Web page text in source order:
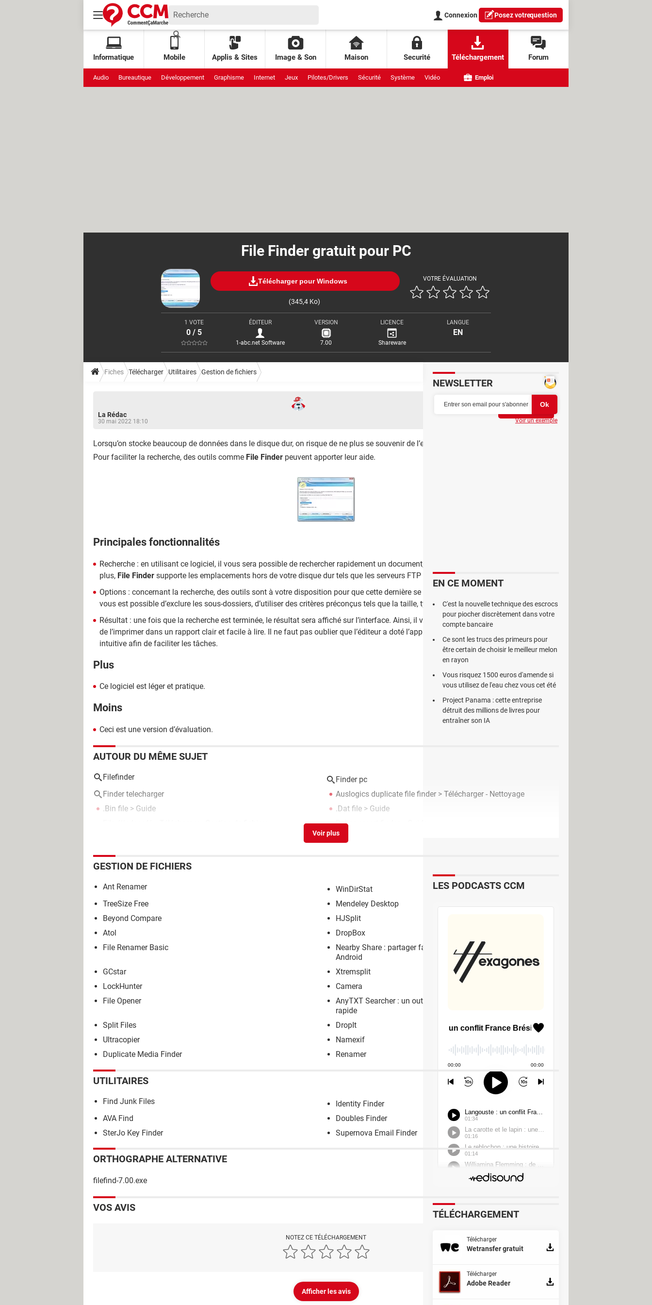
Connexion Posez votrequestion
Informatique Mobile Applis & Sites Image & Son Maison Securité Téléchargement Forum
Audio Bureautique Développement Graphisme Internet Jeux Pilotes/Drivers Sécurité Système Vidéo Emploi
File Finder gratuit pour PC
Télécharger pour Windows
(345,4 Ko)
VOTRE ÉVALUATION
1 VOTE
0 / 5
ÉDITEUR
1-abc.net Software
VERSION
7.00
LICENCE
Shareware
LANGUE
EN
Fiches Télécharger Utilitaires Gestion de fichiers
La Rédac
30 mai 2022 18:10
Lorsqu’on stocke beaucoup de données dans le disque dur, on risque de ne plus se souvenir de l’endroit où on a mis certains fichiers.
Pour faciliter la recherche, des outils comme File Finder peuvent apporter leur aide.
Principales fonctionnalités
Recherche : en utilisant ce logiciel, il vous sera possible de rechercher rapidement un document, musique, image ou autres fichiers. De
plus, File Finder supporte les emplacements hors de votre disque dur tels que les serveurs FTP ou les périphériques amovibles.
Options : concernant la recherche, des outils sont à votre disposition pour que cette dernière se fasse de manière efficace. A cet effet, il
vous est possible d’exclure les sous-dossiers, d’utiliser des critères préconçus tels que la taille, type, ancienneté, etc.
Résultat : une fois que la recherche est terminée, le résultat sera affiché sur l’interface. Ainsi, il vous est possible de le sauvegarder ou
de l’imprimer dans un rapport clair et facile à lire. Il ne faut pas oublier que l’éditeur a doté l’application d’une interface simple et
intuitive afin de faciliter les tâches.
Plus
Ce logiciel est léger et pratique.
Moins
Ceci est une version d’évaluation.
AUTOUR DU MÊME SUJET
Filefinder
Finder pc
Finder telecharger
Auslogics duplicate file finder > Télécharger - Nettoyage
.Bin file > Guide .Dat file > Guide
Balise smart finder
GESTION DE FICHIERS
Ant Renamer
WinDirStat
TreeSize Free
Mendeley Desktop
Beyond Compare
HJSplit
Atol
DropBox
File Renamer Basic
Nearby Share : partager facilement des fichiers entre Windows et
Android
GCstar
Xtremsplit
LockHunter
Camera
File Opener
AnyTXT Searcher : un outil de recherche de fichiers puissant et
rapide
Split Files
DropIt
Ultracopier
Namexif
Duplicate Media Finder
Renamer
UTILITAIRES
Find Junk Files
Identity Finder
AVA Find
Doubles Finder
SterJo Key Finder
Supernova Email Finder
ORTHOGRAPHE ALTERNATIVE
filefind-7.00.exe
VOS AVIS
NOTEZ CE TÉLÉCHARGEMENT
Afficher les avis
NEWSLETTER
Voir un exemple
EN CE MOMENT
C'est la nouvelle technique des escrocs
pour piocher discrètement dans votre
compte bancaire
Ce sont les trucs des primeurs pour
être certain de choisir le meilleur melon
en rayon
Vous risquez 1500 euros d'amende si
vous utilisez de l'eau chez vous cet été
Project Panama : cette entreprise
détruit des millions de livres pour
entraîner son IA
LES PODCASTS CCM
TÉLÉCHARGEMENT
Télécharger
Wetransfer gratuit
Télécharger
Adobe Reader